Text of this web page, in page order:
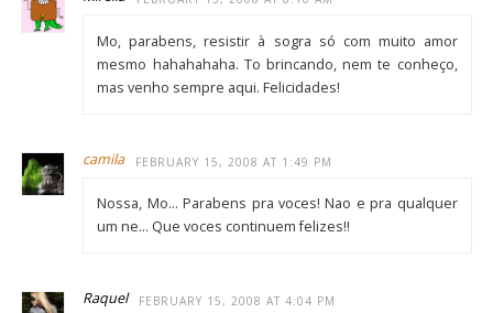
Mo, parabens, resistir à sogra só com muito amor
mesmo hahahahaha. To brincando, nem te conheço,
mas venho sempre aqui. Felicidades!
camila FEBRUARY 15, 2008 AT 1:49 PM
Nossa, Mo… Parabens pra voces! Nao e pra qualquer
um ne… Que voces continuem felizes!!
Raquel FEBRUARY 15, 2008 AT 4:04 PM